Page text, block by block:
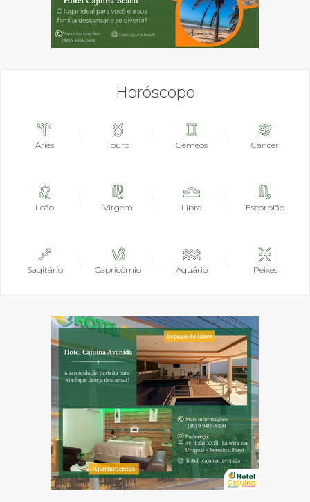
Horóscopo
Áries Touro Gêmeos Câncer
Leão Virgem Libra Escorpião
Sagitário Capricórnio Aquário Peixes